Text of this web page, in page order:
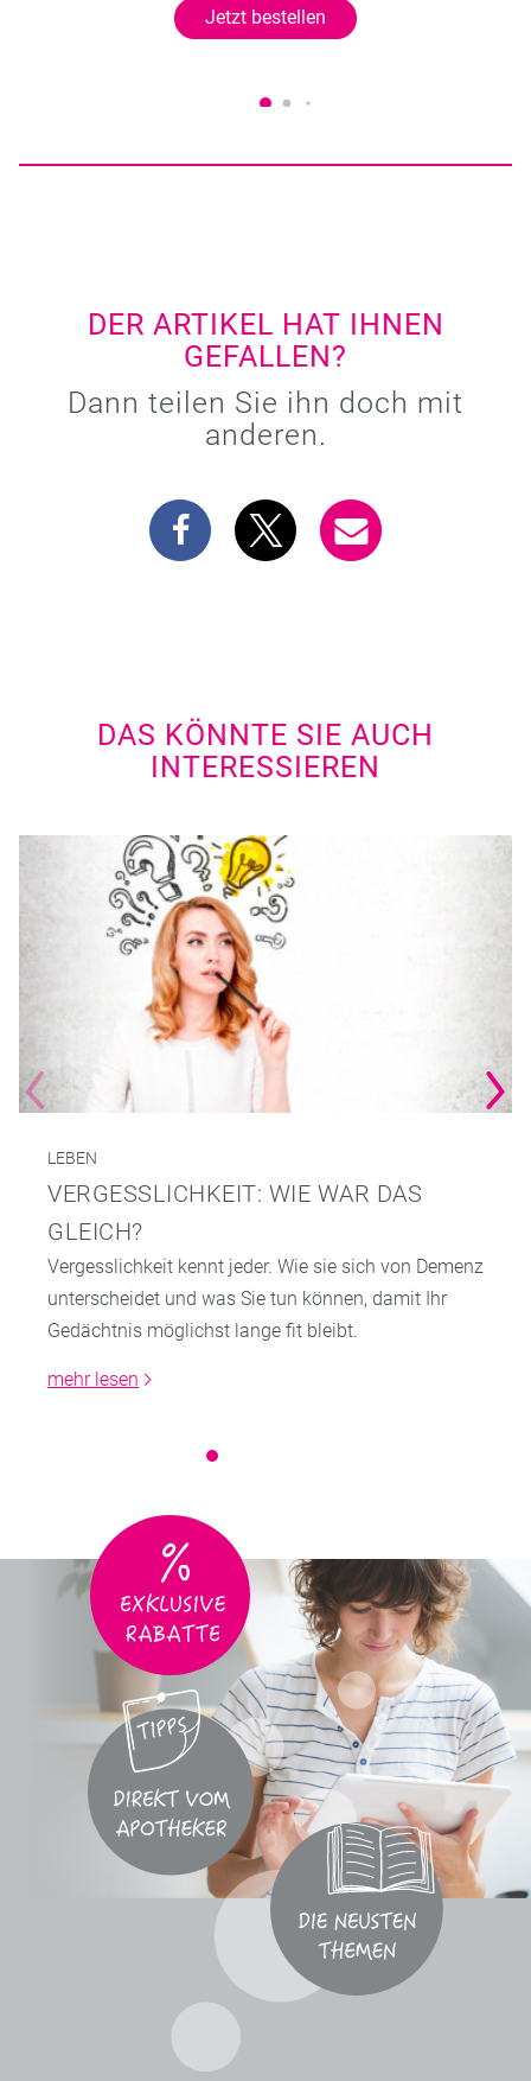
Jetzt bestellen
DER ARTIKEL HAT IHNEN
GEFALLEN?
Dann teilen Sie ihn doch mit
anderen.
DAS KÖNNTE SIE AUCH
INTERESSIEREN
LEBEN
VERGESSLICHKEIT: WIE WAR DAS
GLEICH?
Vergesslichkeit kennt jeder. Wie sie sich von Demenz
unterscheidet und was Sie tun können, damit Ihr
Gedächtnis möglichst lange fit bleibt.
mehr lesen